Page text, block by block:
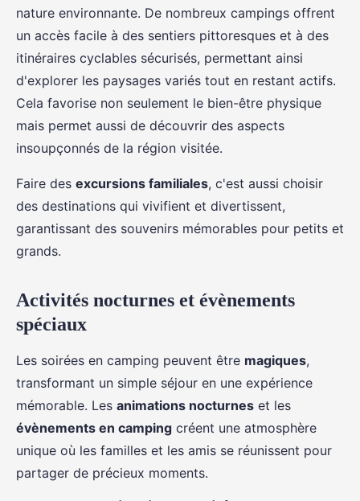
nature environnante. De nombreux campings offrent
un accès facile à des sentiers pittoresques et à des
itinéraires cyclables sécurisés, permettant ainsi
d'explorer les paysages variés tout en restant actifs.
Cela favorise non seulement le bien-être physique
mais permet aussi de découvrir des aspects
insoupçonnés de la région visitée.
Faire des excursions familiales, c'est aussi choisir
des destinations qui vivifient et divertissent,
garantissant des souvenirs mémorables pour petits et
grands.
Activités nocturnes et évènements
spéciaux
Les soirées en camping peuvent être magiques,
transformant un simple séjour en une expérience
mémorable. Les animations nocturnes et les
évènements en camping créent une atmosphère
unique où les familles et les amis se réunissent pour
partager de précieux moments.